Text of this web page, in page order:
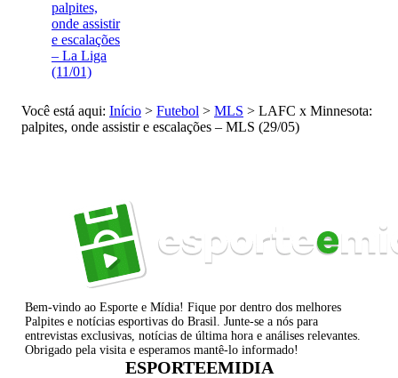
palpites,
onde assistir
e escalações
– La Liga
(11/01)
Você está aqui: Início > Futebol > MLS > LAFC x Minnesota:
palpites, onde assistir e escalações – MLS (29/05)
Bem-vindo ao Esporte e Mídia! Fique por dentro dos melhores
Palpites e notícias esportivas do Brasil. Junte-se a nós para
entrevistas exclusivas, notícias de última hora e análises relevantes.
Obrigado pela visita e esperamos mantê-lo informado!
ESPORTEEMIDIA